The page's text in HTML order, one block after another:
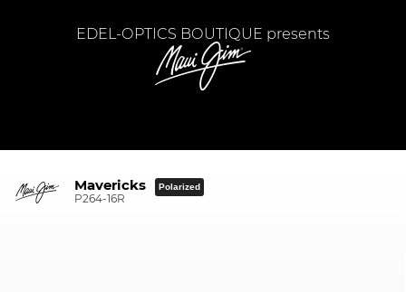
EDEL-OPTICS BOUTIQUE presents
Mavericks
P264-16R
Polarized